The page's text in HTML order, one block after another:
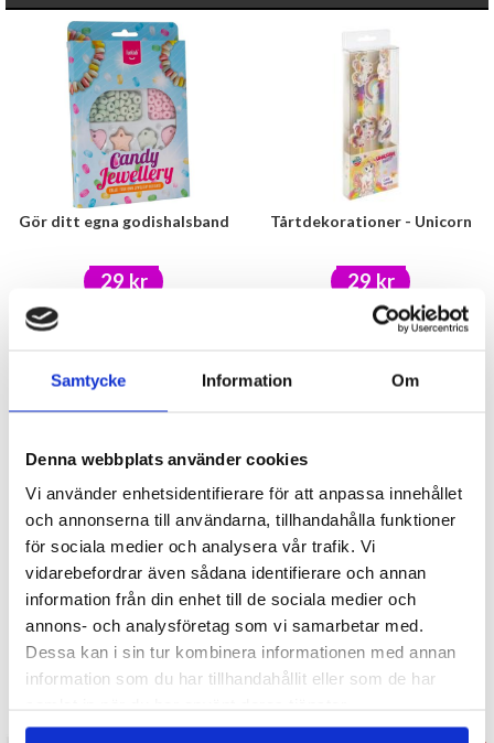
Samtycke Information Om
Denna webbplats använder cookies
Vi använder enhetsidentifierare för att anpassa innehållet
och annonserna till användarna, tillhandahålla funktioner
för sociala medier och analysera vår trafik. Vi
vidarebefordrar även sådana identifierare och annan
information från din enhet till de sociala medier och
annons- och analysföretag som vi samarbetar med.
Dessa kan i sin tur kombinera informationen med annan
information som du har tillhandahållit eller som de har
Gör ditt egna godishalsband
29 kr
Tårtdekorationer - Unicorn
29 kr
KÖP
Batteridriven tågbana
99 kr
KÖP
Spionset
79 kr
KÖP